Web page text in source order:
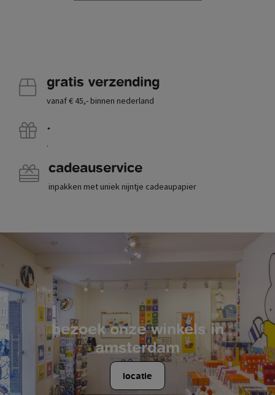
gratis verzending
vanaf € 45,- binnen nederland
.
.
cadeauservice
inpakken met uniek nijntje cadeaupapier
bezoek onze winkels in
amsterdam
locatie